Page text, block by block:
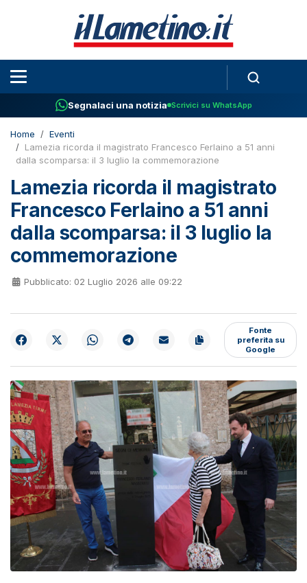
Segnalaci una notizia Scrivici su WhatsApp
Home
Eventi
Lamezia ricorda il magistrato Francesco Ferlaino a 51 anni
dalla scomparsa: il 3 luglio la commemorazione
Lamezia ricorda il magistrato
Francesco Ferlaino a 51 anni
dalla scomparsa: il 3 luglio la
commemorazione
Pubblicato: 02 Luglio 2026 alle 09:22
Fonte
preferita su
Google